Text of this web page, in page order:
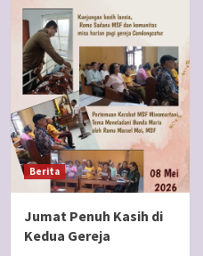
Berita
Jumat Penuh Kasih di
Kedua Gereja